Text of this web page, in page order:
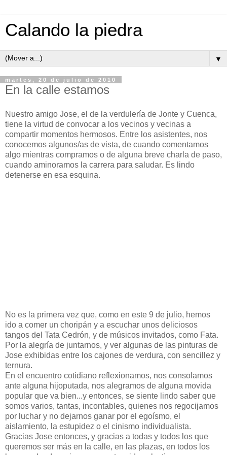
Calando la piedra
▼
martes, 20 de julio de 2010
En la calle estamos
Nuestro amigo Jose, el de la verdulería de Jonte y Cuenca,
tiene la virtud de convocar a los vecinos y vecinas a
compartir momentos hermosos. Entre los asistentes, nos
conocemos algunos/as de vista, de cuando comentamos
algo mientras compramos o de alguna breve charla de paso,
cuando aminoramos la carrera para saludar. Es lindo
detenerse en esa esquina.
No es la primera vez que, como en este 9 de julio, hemos
ido a comer un choripán y a escuchar unos deliciosos
tangos del Tata Cedrón, y de músicos invitados, como Fata.
Por la alegría de juntarnos, y ver algunas de las pinturas de
Jose exhibidas entre los cajones de verdura, con sencillez y
ternura.
En el encuentro cotidiano reflexionamos, nos consolamos
ante alguna hijoputada, nos alegramos de alguna movida
popular que va bien...y entonces, se siente lindo saber que
somos varios, tantas, incontables, quienes nos regocijamos
por luchar y no dejarnos ganar por el egoísmo, el
aislamiento, la estupidez o el cinismo individualista.
Gracias Jose entonces, y gracias a todas y todos los que
queremos ser más en la calle, en las plazas, en todos los